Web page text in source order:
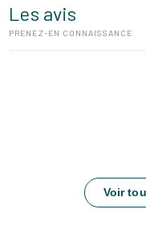
Les avis
PRENEZ-EN CONNAISSANCE
Voir